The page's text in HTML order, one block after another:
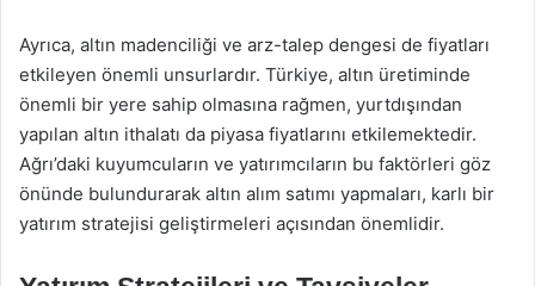
Ayrıca, altın madenciliği ve arz-talep dengesi de fiyatları
etkileyen önemli unsurlardır. Türkiye, altın üretiminde
önemli bir yere sahip olmasına rağmen, yurtdışından
yapılan altın ithalatı da piyasa fiyatlarını etkilemektedir.
Ağrı’daki kuyumcuların ve yatırımcıların bu faktörleri göz
önünde bulundurarak altın alım satımı yapmaları, karlı bir
yatırım stratejisi geliştirmeleri açısından önemlidir.